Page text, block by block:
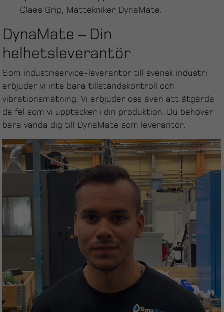
Claes Grip, Mättekniker DynaMate.
DynaMate – Din
helhetsleverantör
Som industriservice-leverantör till svensk industri
erbjuder vi inte bara tillståndskontroll och
vibrationsmätning. Vi erbjuder oss även att åtgärda
de fel som vi upptäcker i din produktion. Du behöver
bara vända dig till DynaMate som leverantör.